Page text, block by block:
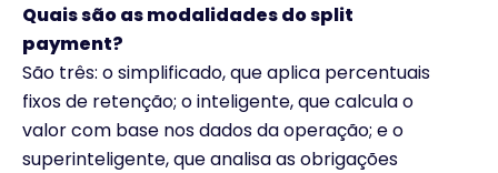
Quais são as modalidades do split
payment?
São três: o simplificado, que aplica percentuais
fixos de retenção; o inteligente, que calcula o
valor com base nos dados da operação; e o
superinteligente, que analisa as obrigações